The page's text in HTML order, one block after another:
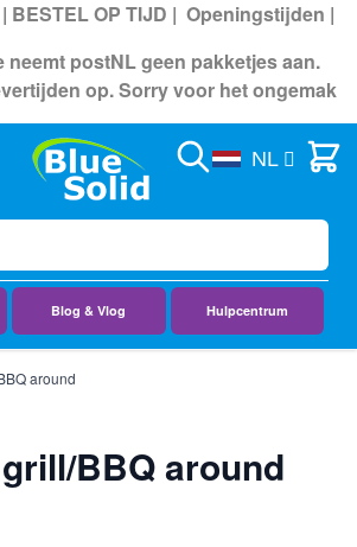
BESTEL OP TIJD | Openingstijden |
neemt postNL geen pakketjes aan.
op. Sorry voor het ongemak
Blog & Vlog Hulpcentrum
Search NL Cart
around
BBQ around